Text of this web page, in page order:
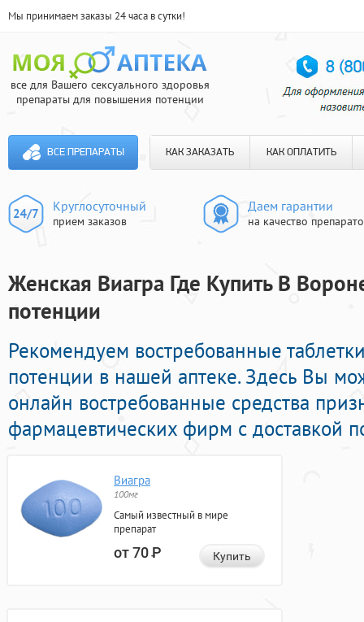
Мы принимаем заказы 24 часа в сутки!
все для Вашего сексуального здоровья
препараты для повышения потенции
ВСЕ ПРЕПАРАТЫ КАК ЗАКАЗАТЬ КАК ОПЛАТИТЬ
Круглосуточный
прием заказов
Даем гарантии
на качество
Женская Виагра Где Купить В
потенции
Рекомендуем востребованные
потенции в нашей аптеке. Здесь Вы
онлайн востребованные средства
фармацевтических фирм с доставкой
Виагра
100мг
Самый известный в мире
препарат
от 70Р Купить